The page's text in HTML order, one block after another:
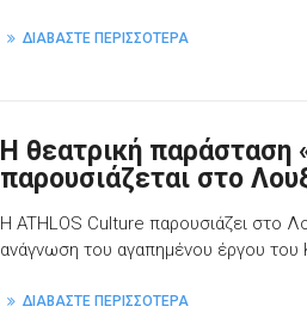
ΔΙΑΒΑΣΤΕ ΠΕΡΙΣΣΟΤΕΡΑ
Η θεατρική παράσταση
παρουσιάζεται στο
Η ATHLOS Culture παρουσιάζει στο
ανάγνωση του αγαπημένου έργου του
ΔΙΑΒΑΣΤΕ ΠΕΡΙΣΣΟΤΕΡΑ